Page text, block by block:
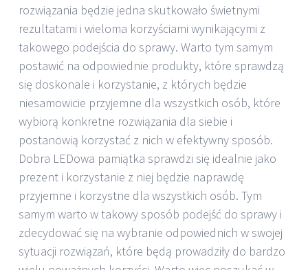
rozwiązania będzie jedna skutkowało świetnymi
rezultatami i wieloma korzyściami wynikającymi z
takowego podejścia do sprawy. Warto tym samym
postawić na odpowiednie produkty, które sprawdzą
się doskonale i korzystanie, z których będzie
niesamowicie przyjemne dla wszystkich osób, które
wybiorą konkretne rozwiązania dla siebie i
postanowią korzystać z nich w efektywny sposób.
Dobra LEDowa pamiątka sprawdzi się idealnie jako
prezent i korzystanie z niej będzie naprawdę
przyjemne i korzystne dla wszystkich osób. Tym
samym warto w takowy sposób podejść do sprawy i
zdecydować się na wybranie odpowiednich w swojej
sytuacji rozwiązań, które będą prowadziły do bardzo